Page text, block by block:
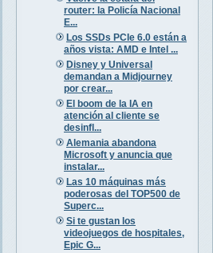
router: la Policía Nacional
E...
Los SSDs PCIe 6.0 están a
años vista: AMD e Intel ...
Disney y Universal
demandan a Midjourney
por crear...
El boom de la IA en
atención al cliente se
desinfl...
Alemania abandona
Microsoft y anuncia que
instalar...
Las 10 máquinas más
poderosas del TOP500 de
Superc...
Si te gustan los
videojuegos de hospitales,
Epic G...